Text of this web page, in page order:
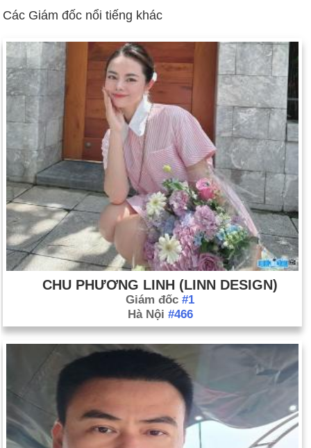
đã chết ở Los Angeles.
trong một vụ tai nạn máy bay ở Bahamas.
Ngày 25-8 năm 2003: NASA phóng Kính viễn vọng Không
gian Spitzer hồng ngoại.
Ngày 25-8 năm 2009:Thượng nghị sĩ Edward "Ted" Kennedy,
một người cố định tại Thượng viện trong 46 năm, qua đời vì
ung thư não ở tuổi 77.
Ngày 25-8 năm 2012:
Người đầu tiên đi bộ trên mặt trăng, Neil
Armstrong, đã chết sau khi bị biến chứng do cắt tim.
Các Giám đốc nổi tiếng khác
CHU PHƯƠNG LINH (LINN DESIGN)
Giám đốc #1
Hà Nội #466